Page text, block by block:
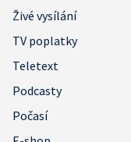
Živé vysílání
TV poplatky
Teletext
Podcasty
Počasí